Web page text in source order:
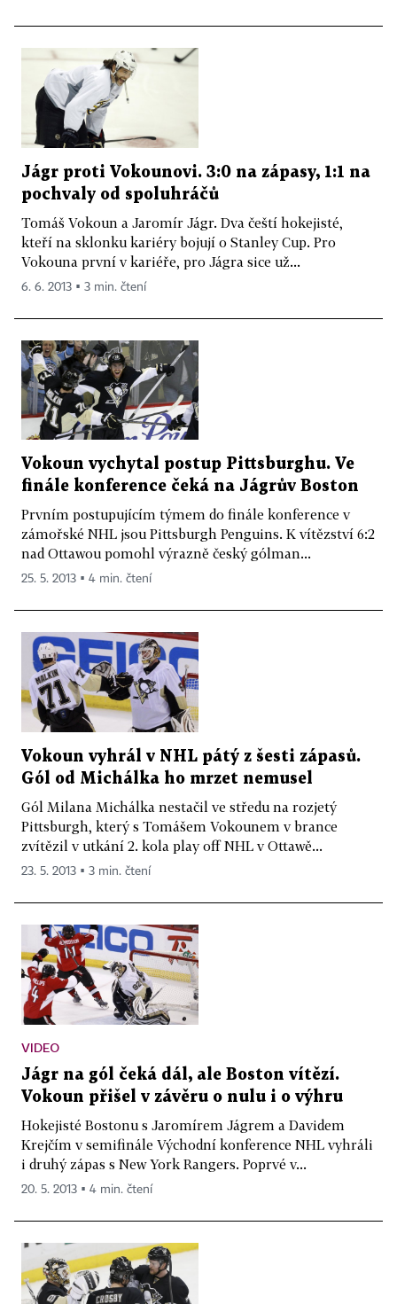
Jágr proti Vokounovi. 3:0 na zápasy, 1:1 na
pochvaly od spoluhráčů
Tomáš Vokoun a Jaromír Jágr. Dva čeští hokejisté,
kteří na sklonku kariéry bojují o Stanley Cup. Pro
Vokouna první v kariéře, pro Jágra sice už...
6. 6. 2013 ▪ 3 min. čtení
Vokoun vychytal postup Pittsburghu. Ve
finále konference čeká na Jágrův Boston
Prvním postupujícím týmem do finále konference v
zámořské NHL jsou Pittsburgh Penguins. K vítězství 6:2
nad Ottawou pomohl výrazně český gólman...
25. 5. 2013 ▪ 4 min. čtení
Vokoun vyhrál v NHL pátý z šesti zápasů.
Gól od Michálka ho mrzet nemusel
Gól Milana Michálka nestačil ve středu na rozjetý
Pittsburgh, který s Tomášem Vokounem v brance
zvítězil v utkání 2. kola play off NHL v Ottawě...
23. 5. 2013 ▪ 3 min. čtení
VIDEO
Jágr na gól čeká dál, ale Boston vítězí.
Vokoun přišel v závěru o nulu i o výhru
Hokejisté Bostonu s Jaromírem Jágrem a Davidem
Krejčím v semifinále Východní konference NHL vyhráli
i druhý zápas s New York Rangers. Poprvé v...
20. 5. 2013 ▪ 4 min. čtení